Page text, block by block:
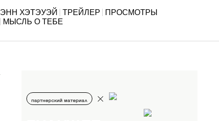
ЭНН ХЭТЭУЭЙ ТРЕЙЛЕР
ПРОСМОТРЫ
МЫСЛЬ О ТЕБЕ
партнерский материал